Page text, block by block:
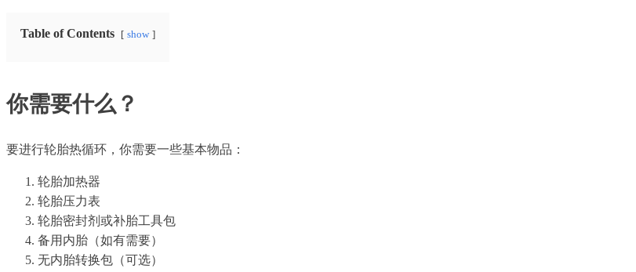
Table of Contents show
你需要什么？
要进行轮胎热循环，你需要一些基本物品：
轮胎加热器
轮胎压力表
轮胎密封剂或补胎工具包
备用内胎（如有需要）
无内胎转换包（可选）